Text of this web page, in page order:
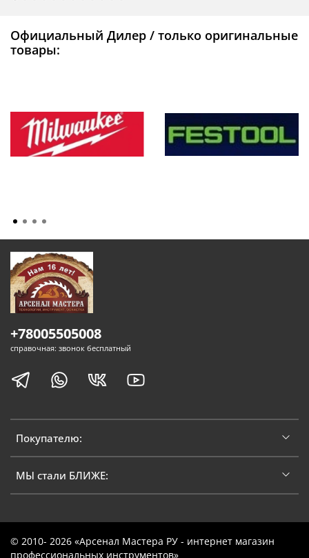
Официальный Дилер / только оригинальные
товары:
Покупателю:
МЫ стали БЛИЖЕ:
+78005505008
справочная: звонок бесплатный
© 2010- 2026 «Арсенал Мастера РУ - интернет магазин
профессиональных инструментов»